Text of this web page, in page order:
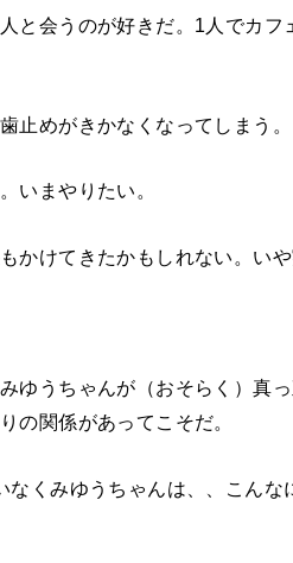
と会うのが好きだ。1人でカフ
止めがきかなくなってしまう。
いまやりたい。
かけてきたかもしれない。い
ゆうちゃんが（おそらく）真
の関係があってこそだ。
なくみゆうちゃんは、、こん